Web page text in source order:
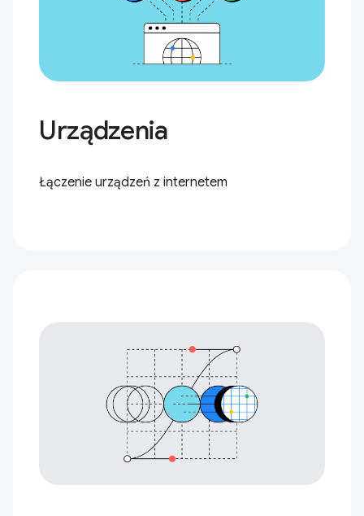
Urządzenia
Łączenie urządzeń z internetem